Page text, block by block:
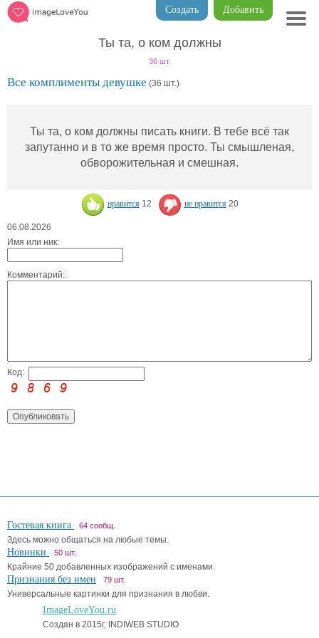
Добавить
Создать
Ты та, о ком должны
36 шт.
Все комплименты девушке (36 шт.)
Ты та, о ком должны писать книги. В тебе всё так
запутанно и в то же время просто. Ты смышленая,
обворожительная и смешная.
нравится 12 не нравится 20
06.08.2026
Имя или ник:
Комментарий:
Код:
Гостевая книга 64 сообщ.
Здесь можно общаться на любые темы.
Новинки 50 шт.
Крайние 50 добавленных изображений с именами.
Признания без имен 79 шт.
Универсальные картинки для признания в любви.
ImageLoveYou.ru
Создан в 2015г, INDIWEB STUDIO